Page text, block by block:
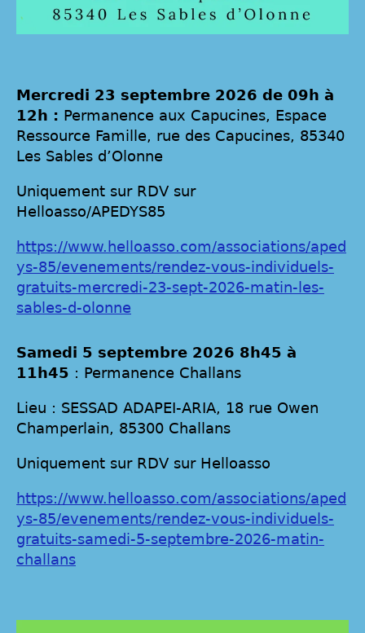
Mercredi 23 septembre 2026 de 09h à
12h : Permanence aux Capucines, Espace
Ressource Famille, rue des Capucines, 85340
Les Sables d’Olonne
Uniquement sur RDV sur
Helloasso/APEDYS85
https://www.helloasso.com/associations/aped
ys-85/evenements/rendez-vous-individuels-
gratuits-mercredi-23-sept-2026-matin-les-
sables-d-olonne
Samedi 5 septembre 2026 8h45 à
11h45 : Permanence Challans
Lieu : SESSAD ADAPEI-ARIA, 18 rue Owen
Champerlain, 85300 Challans
Uniquement sur RDV sur Helloasso
https://www.helloasso.com/associations/aped
ys-85/evenements/rendez-vous-individuels-
gratuits-samedi-5-septembre-2026-matin-
challans